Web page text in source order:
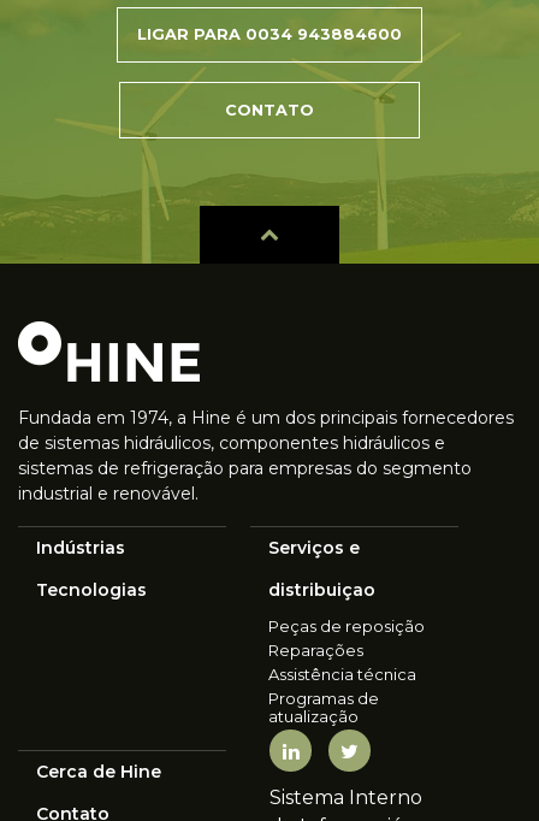
LIGAR PARA 0034 943884600
CONTATO
Fundada em 1974, a Hine é um dos principais fornecedores
de sistemas hidráulicos, componentes hidráulicos e
sistemas de refrigeração para empresas do segmento
industrial e renovável.
Indústrias
Tecnologias
Serviços e
distribuiçao
Peças de reposição
Reparações
Assistência técnica
Programas de
atualização
Cerca de Hine
Contato
Sistema Interno